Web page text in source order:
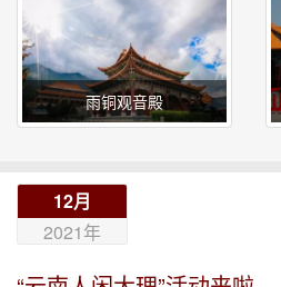
传说为题材将九龙和太子以石
雕形式精心地雕刻成一组景
观，并采用石雕和高科技喷泉
结合，充分体现了浴佛的真实
效果
雨铜观音殿
12月
2021年